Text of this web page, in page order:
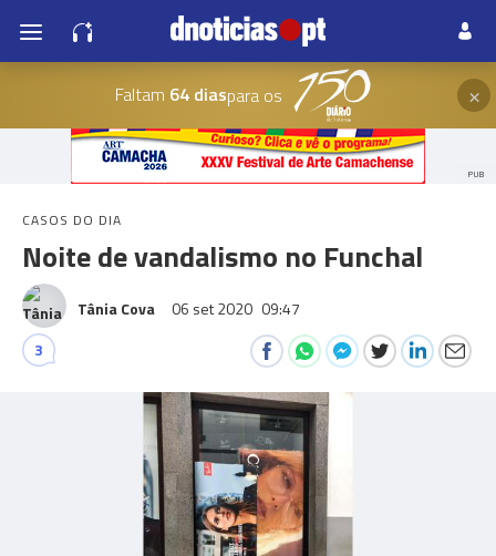
Faltam 64 diaspara os ×
PUB
CASOS DO DIA
Noite de vandalismo no Funchal
Tânia Cova 06 set 2020 09:47
3